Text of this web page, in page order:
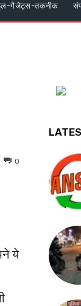
गैजेट्स-तकनीक
0
ये